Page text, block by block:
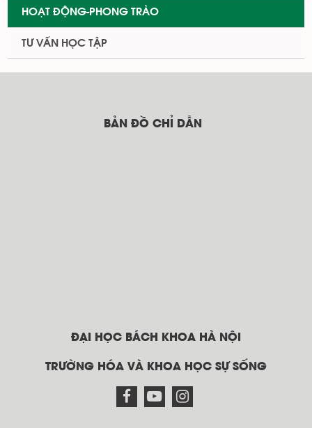
HOẠT ĐỘNG-PHONG TRÀO
TƯ VẤN HỌC TẬP
BẢN ĐỒ CHỈ DẪN
ĐẠI HỌC BÁCH KHOA HÀ NỘI
TRƯỜNG HÓA VÀ KHOA HỌC SỰ SỐNG